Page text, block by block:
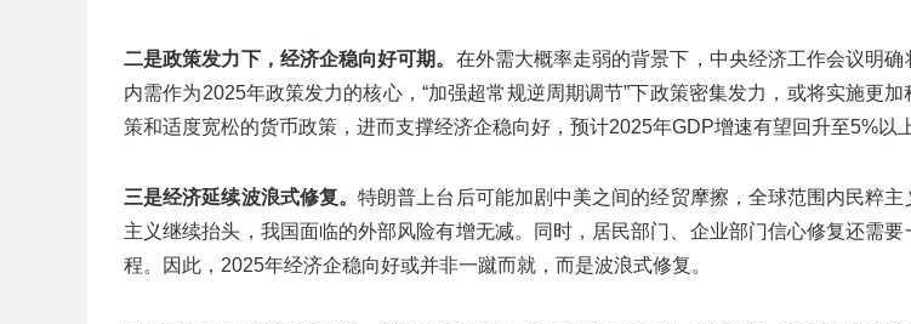
二是政策发力下，经济企稳向好可期。 在外需大概率走弱的背景下，中央经济工作会议明确
内需作为2025年政策发力的核心，“加强超常规逆周期调节”下政策密集发力，或将实施更加
策和适度宽松的货币政策，进而支撑经济企稳向好，预计2025年GDP增速有望回升至5%以上
三是经济延续波浪式修复。特朗普上台后可能加剧中美之间的经贸摩擦，全球范围内民粹主
主义继续抬头，我国面临的外部风险有增无减。同时，居民部门、企业部门信心修复还需要
程。因此，2025年经济企稳向好或并非一蹴而就，而是波浪式修复。